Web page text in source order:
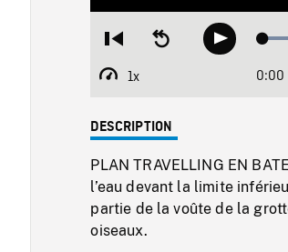
Restart
beginning
Seek
backwardPlay
1x
Playback
0:00
DESCRIPTION
PLAN TRAVELLING EN
l’eau devant la limite
partie de la voûte de la
oiseaux.